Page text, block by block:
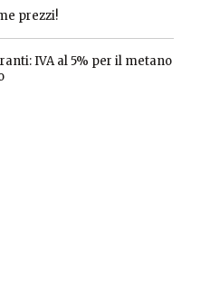
prezzi!
IVA al 5% per il metano